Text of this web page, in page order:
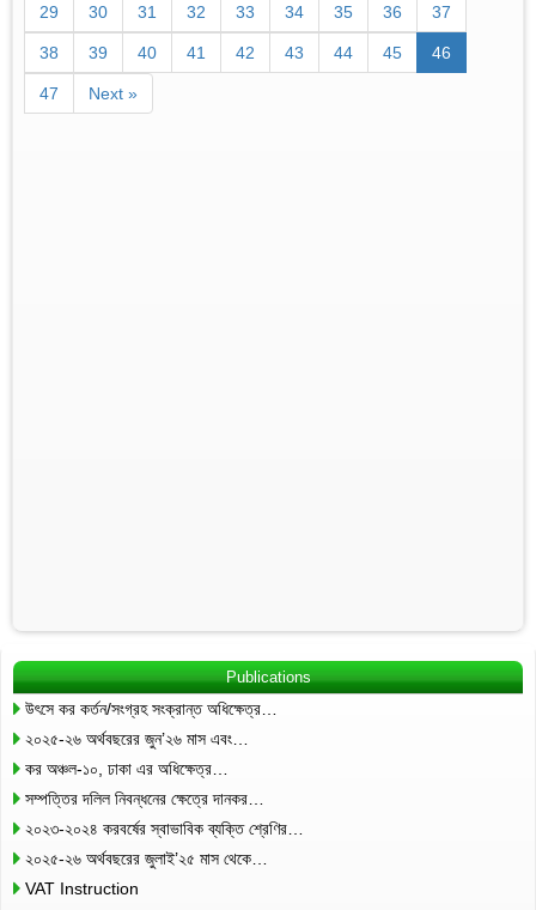
29 30 31 32 33 34 35 36 37
38 39 40 41 42 43 44 45 46
47 Next »
Publications
উৎসে কর কর্তন/সংগ্রহ সংক্রান্ত অধিক্ষেত্র…
২০২৫-২৬ অর্থবছরের জুন’২৬ মাস এবং…
কর অঞ্চল-১০, ঢাকা এর অধিক্ষেত্র…
সম্পত্তির দলিল নিবন্ধনের ক্ষেত্রে দানকর…
২০২৩-২০২৪ করবর্ষের স্বাভাবিক ব্যক্তি শ্রেণির…
২০২৫-২৬ অর্থবছরের জুলাই’২৫ মাস থেকে…
VAT Instruction